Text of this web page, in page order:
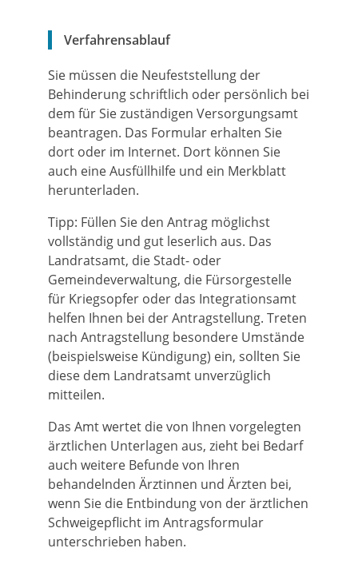
Verfahrensablauf
Sie müssen die Neufeststellung der
Behinderung schriftlich oder persönlich bei
dem für Sie zuständigen Versorgungsamt
beantragen. Das Formular erhalten Sie
dort oder im Internet. Dort können Sie
auch eine Ausfüllhilfe und ein Merkblatt
herunterladen.
Tipp: Füllen Sie den Antrag möglichst
vollständig und gut leserlich aus. Das
Landratsamt, die Stadt- oder
Gemeindeverwaltung, die Fürsorgestelle
für Kriegsopfer oder das Integrationsamt
helfen Ihnen bei der Antragstellung. Treten
nach Antragstellung besondere Umstände
(beispielsweise Kündigung) ein, sollten Sie
diese dem Landratsamt unverzüglich
mitteilen.
Das Amt wertet die von Ihnen vorgelegten
ärztlichen Unterlagen aus, zieht bei Bedarf
auch weitere Befunde von Ihren
behandelnden Ärztinnen und Ärzten bei,
wenn Sie die Entbindung von der ärztlichen
Schweigepflicht im Antragsformular
unterschrieben haben.